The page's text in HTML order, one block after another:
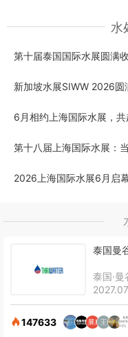
水
第十届泰国国际水展圆满
新加坡水展SIWW 2026
6月相约上海国际水展，
第十八届上海国际水展：
2026上海国际水展6月启
泰国曼
泰国·曼
147633